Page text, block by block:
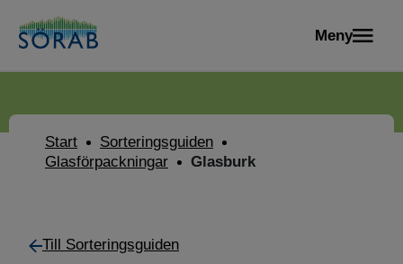
Meny
Start
Sorteringsguiden
Glasförpackningar
Glasburk
Till Sorteringsguiden